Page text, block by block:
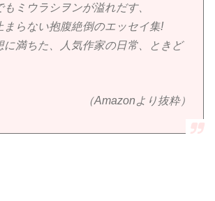
ミウラシヲンが溢れだす、
まらない抱腹絶倒のエッセイ集!
に満ちた、人気作家の日常、ときど
（Amazonより抜粋）